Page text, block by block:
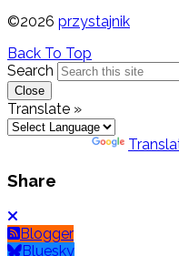
©2026 przystajnik
Back To Top
Search
Close
Translate »
Share
Blogger
Bluesky